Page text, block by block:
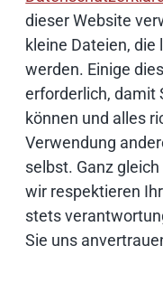
dieser Website
kleine Dateien,
werden. Einige
erforderlich, damit
können und alles
Verwendung
selbst. Ganz
wir respektieren
stets
Sie uns
Cloud
Netze
Services &
Consulting